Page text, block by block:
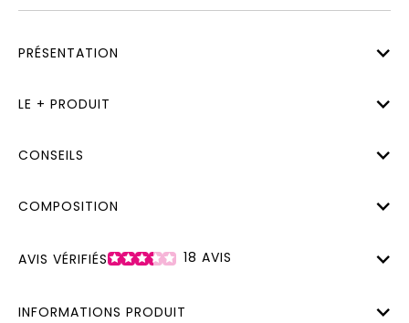
PRÉSENTATION
LE + PRODUIT
CONSEILS
COMPOSITION
AVIS VÉRIFIÉS 18 AVIS
INFORMATIONS PRODUIT